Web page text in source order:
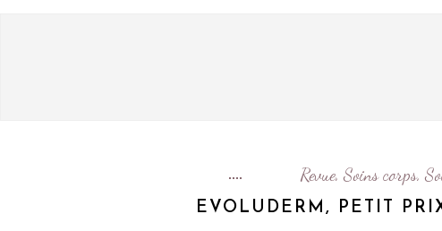
Revue, Soins corps,
EVOLUDERM, PETIT